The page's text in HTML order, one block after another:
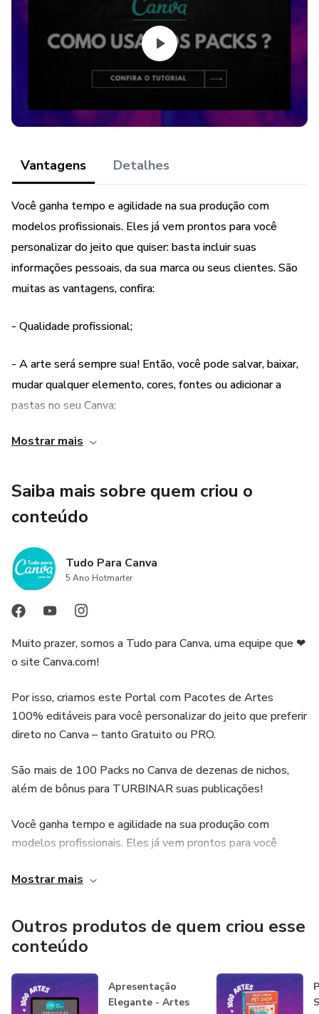
mensal sem precisar repetir as artes!
PROMOÇÃO
GANHE GRATUITAMENTE + de 1450 Artes
Pack). Os bônus contém:
+ de 1000 Artes
+ KIT ÍCONES FAVICON
+ KIT FIGURINHAS DO INSTAGRAM
+ KIT PLANILHAS PARA REDES SOCIAIS
Quer conferir outros PACKS de CANVA?
- Confira nossos anúncios!
Vantagens Detalhes
Você ganha tempo e agilidade na sua produção com
modelos profissionais. Eles já vem prontos para você
personalizar do jeito que quiser: basta incluir suas
informações pessoais, da sua marca ou seus clientes. São
muitas as vantagens, confira:
- Qualidade profissional;
- A arte será sempre sua! Então, você pode salvar, baixar,
mudar qualquer elemento, cores, fontes ou adicionar a
pastas no seu Canva;
- Tudo abre e funciona tanto na versão do Canva gratuito
- Sem precisar dominar técnicas avançadas de design;
- Sem precisar instalar ou baixar programas;
- Sem necessidade de subir arquivos. Tudo na nuvem!
- Você só paga uma vez: seu acesso será ilimitado e estará
- As + de 1450 artes gerais e dos 5 Kits contidas nos
Bônus não são específicas do tema do pack, mas são de
você os receberá por email depois de qualificar
positivamente a sua compra aqui no site.
... Imperdível, afinal, já vem tudo pronto para você
personalizar como quiser!
Mostrar mais
Saiba mais sobre quem criou o
conteúdo
Tudo Para Canva
5 Ano Hotmarter
Muito prazer, somos a Tudo para Canva, uma equipe que ❤
o site Canva.com!
Por isso, criamos este Portal com Pacotes de Artes
100% editáveis para você personalizar do jeito que preferir
direto no Canva – tanto Gratuito ou PRO.
São mais de 100 Packs no Canva de dezenas de nichos,
além de bônus para TURBINAR suas publicações!
Você ganha tempo e agilidade na sua produção com
modelos profissionais. Eles já vem prontos para você
informações pessoais, da sua marca ou seus clientes.
o pacote diretamente no seu Canva. Por isso, a arte será
sempre sua! Se você quiser salvar, baixar, mudar qualquer
elemento, cores, fontes, adicionar a pastas, enfim… Seu
acesso será ilimitado e estará sempre disponível na sua
conta do Canva.
Mostrar mais
Outros produtos de quem criou esse
conteúdo
Apresentação
Elegante - Artes